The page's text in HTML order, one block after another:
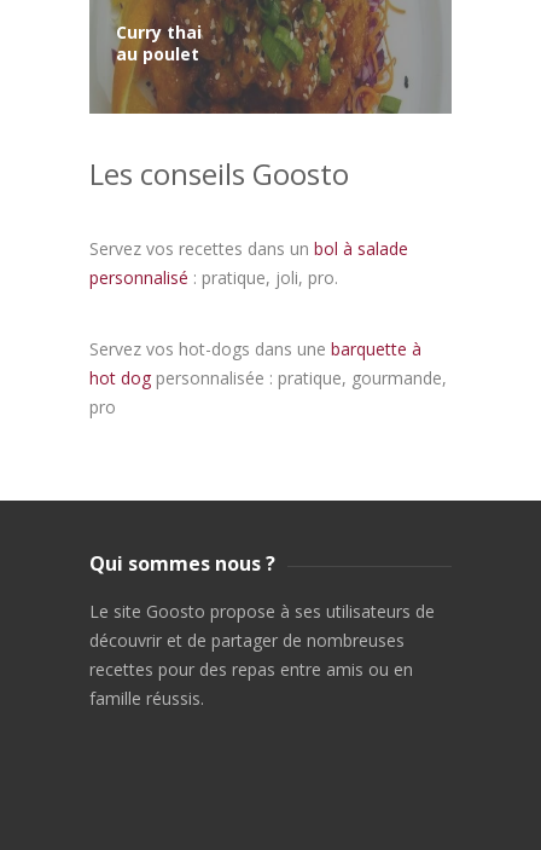
Curry thai
au poulet
Les conseils Goosto
Servez vos recettes dans un bol à salade
personnalisé : pratique, joli, pro.
Servez vos hot-dogs dans une barquette à
hot dog personnalisée : pratique, gourmande,
pro
Qui sommes nous ?
Le site Goosto propose à ses utilisateurs de
découvrir et de partager de nombreuses
recettes pour des repas entre amis ou en
famille réussis.